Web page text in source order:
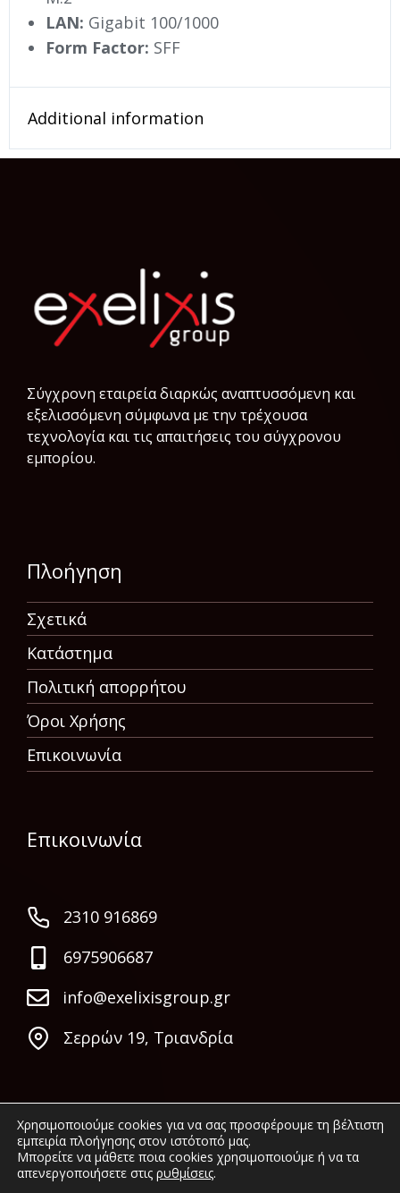
LAN: Gigabit 100/1000
Form Factor: SFF
Additional information
Σύγχρονη εταιρεία διαρκώς αναπτυσσόμενη και
εξελισσόμενη σύμφωνα µε την τρέχουσα
τεχνολογία και τις απαιτήσεις του σύγχρονου
εμπορίου.
Πλοήγηση
Σχετικά
Κατάστημα
Πολιτική απορρήτου
Όροι Χρήσης
Επικοινωνία
Επικοινωνία
2310 916869
6975906687
info@exelixisgroup.gr
Σερρών 19, Τριανδρία
© 2022 Exelixis Group. All rights reserved.
Χρησιμοποιούμε cookies για να σας προσφέρουμε τη βέλτιστη
εμπειρία πλοήγησης στον ιστότοπό μας.
Μπορείτε να μάθετε ποια cookies χρησιμοποιούμε ή να τα
απενεργοποιήσετε στις ρυθμίσεις.